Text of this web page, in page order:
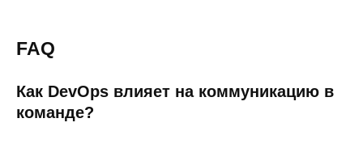
FAQ
Как DevOps влияет на коммуникацию в
команде?